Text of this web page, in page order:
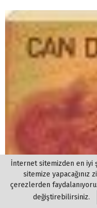
İnternet sitemizden en iyi
sitemize
çerezlerden
değiştirebilirsiniz.